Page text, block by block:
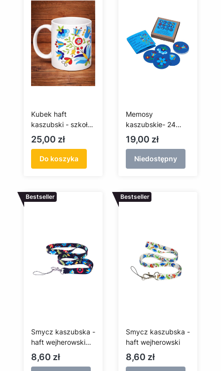
Kubek haft
kaszubski - szkoła
wejherowska
Cena
25,00 zł
Do koszyka
Memosy
kaszubskie- 24
elementy
Cena
19,00 zł
Niedostępny
Bestseller
Smycz kaszubska -
haft wejherowski
(czarna)
Cena
8,60 zł
Bestseller
Smycz kaszubska -
haft wejherowski
Cena
8,60 zł